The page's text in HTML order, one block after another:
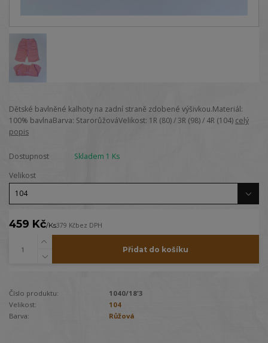
Dětské bavlněné kalhoty na zadní straně zdobené výšivkou.Materiál:
100% bavlnaBarva: StarorůžováVelikost: 1R (80) / 3R (98) / 4R (104) celý
popis
Dostupnost
Skladem 1 Ks
Velikost
459 Kč/Ks379 Kčbez DPH
Přidat do košíku
Číslo produktu:
1040/18'3
Velikost:
104
Barva:
Růžová